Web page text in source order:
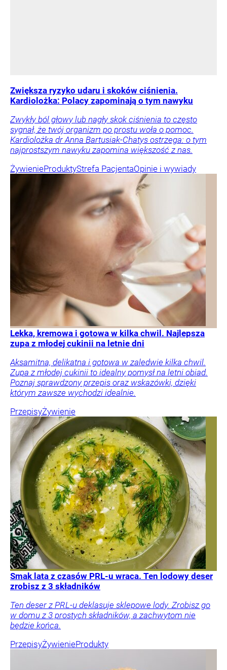
Zwiększa ryzyko udaru i skoków ciśnienia.
Kardiolożka: Polacy zapominają o tym nawyku
Zwykły ból głowy lub nagły skok ciśnienia to często
sygnał, że twój organizm po prostu woła o pomoc.
Kardiolożka dr Anna Bartusiak-Chatys ostrzega: o tym
najprostszym nawyku zapomina większość z nas.
ŻywienieProduktyStrefa PacjentaOpinie i wywiady
Lekka, kremowa i gotowa w kilka chwil. Najlepsza
zupa z młodej cukinii na letnie dni
Aksamitna, delikatna i gotowa w zaledwie kilka chwil.
Zupa z młodej cukinii to idealny pomysł na letni obiad.
Poznaj sprawdzony przepis oraz wskazówki, dzięki
którym zawsze wychodzi idealnie.
PrzepisyŻywienie
Smak lata z czasów PRL-u wraca. Ten lodowy deser
zrobisz z 3 składników
Ten deser z PRL-u deklasuje sklepowe lody. Zrobisz go
w domu z 3 prostych składników, a zachwytom nie
będzie końca.
PrzepisyŻywienieProdukty